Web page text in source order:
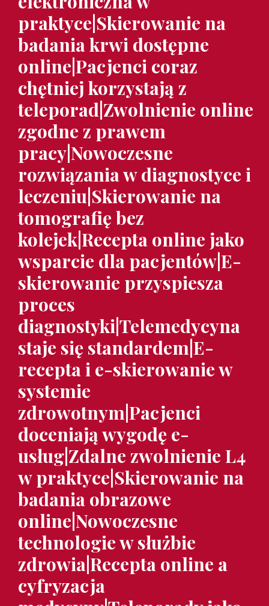
praktyce|Skierowanie na
badania krwi dostępne
online|Pacjenci coraz
chętniej korzystają z
teleporad|Zwolnienie online
zgodne z prawem
pracy|Nowoczesne
rozwiązania w diagnostyce i
leczeniu|Skierowanie na
tomografię bez
kolejek|Recepta online jako
wsparcie dla pacjentów|E-
skierowanie przyspiesza
proces
diagnostyki|Telemedycyna
staje się standardem|E-
recepta i e-skierowanie w
systemie
zdrowotnym|Pacjenci
doceniają wygodę e-
usług|Zdalne zwolnienie L4
w praktyce|Skierowanie na
badania obrazowe
online|Nowoczesne
technologie w służbie
zdrowia|Recepta online a
cyfryzacja